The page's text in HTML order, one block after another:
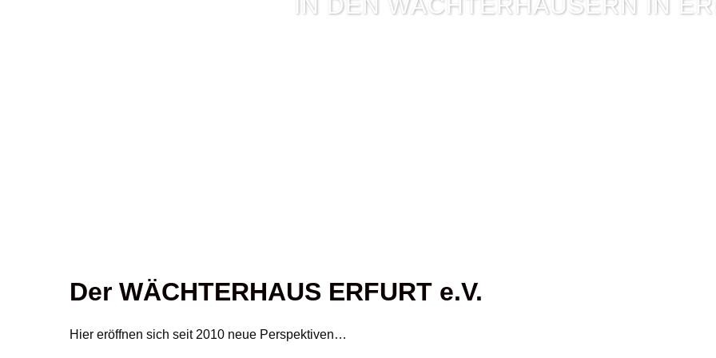
Der WÄCHTERHAUS ERFURT e.V.
Hier eröffnen sich seit 2010 neue Perspektiven…